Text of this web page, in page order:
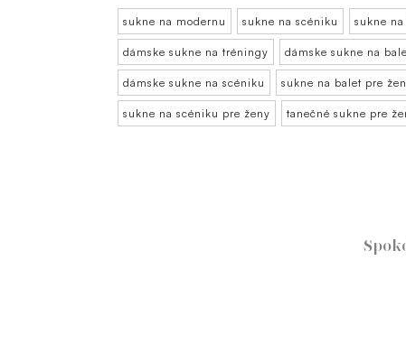
sukne na modernu sukne na scéniku sukne
dámske sukne na tréningy dámske sukne na
dámske sukne na scéniku sukne na balet pre
sukne na scéniku pre ženy tanečné sukne pre